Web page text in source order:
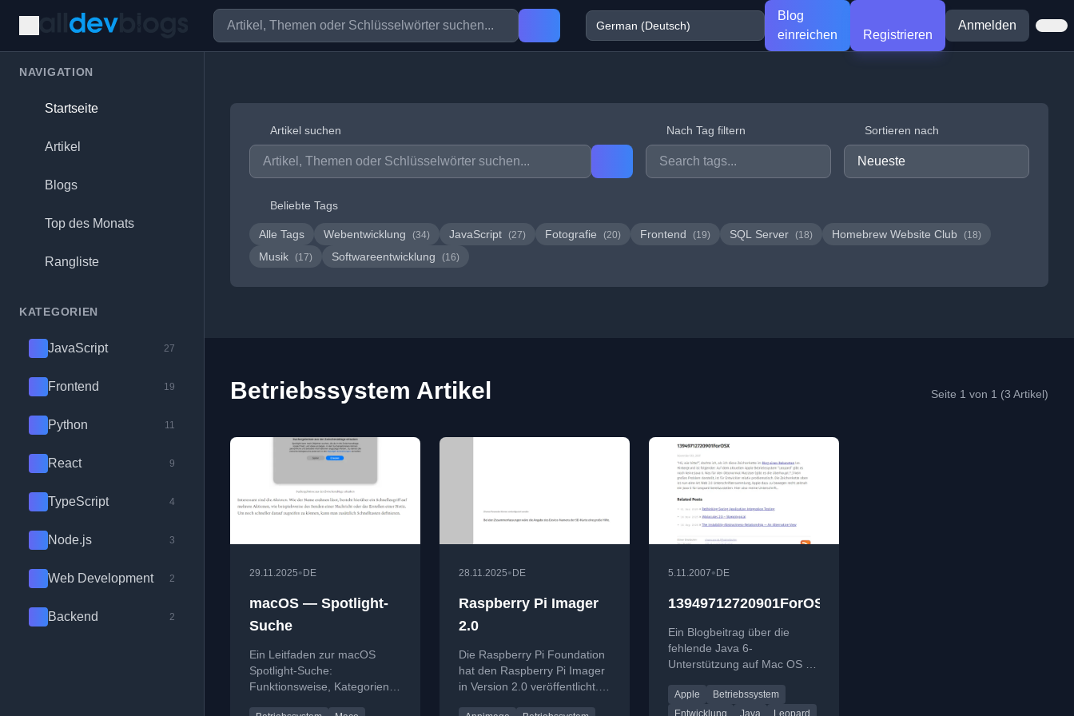
Blog
einreichen
Registrieren
Anmelden
NAVIGATION
Startseite
Artikel
Blogs
Top des Monats
Rangliste
KATEGORIEN
JavaScript 27
Frontend 19
Python 11
React 9
TypeScript 4
Node.js 3
Web Development 2
Backend 2
Artikel suchen Nach Tag filtern Sortieren nach
Beliebte Tags
Alle Tags Webentwicklung (34) JavaScript (27) Fotografie (20) Frontend (19) SQL Server (18) Homebrew Website Club (18)
Musik (17) Softwareentwicklung (16)
Betriebssystem Artikel Seite 1 von 1 (3 Artikel)
29.11.2025• DE
macOS — Spotlight-
Suche
Ein Leitfaden zur macOS
Spotlight-Suche:
Funktionsweise, Kategorien,
28.11.2025• DE
Raspberry Pi Imager
2.0
Die Raspberry Pi Foundation
hat den Raspberry Pi Imager
in Version 2.0 veröffentlicht.
5.11.2007• DE
13949712720901ForOSX
Ein Blogbeitrag über die
fehlende Java 6-
Unterstützung auf Mac OS X
Aufforderung an Apple, dies
zu ändern.
Apple
Betriebssystem
Entwicklung
Java Leopard